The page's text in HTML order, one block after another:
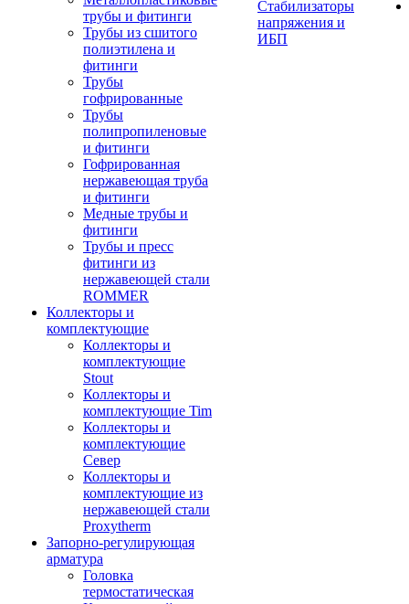
трубы и фитинги
Трубы из сшитого
полиэтилена и
фитинги
Трубы
гофрированные
Трубы
полипропиленовые
и фитинги
Гофрированная
нержавеющая труба
и фитинги
Медные трубы и
фитинги
Трубы и пресс
фитинги из
нержавеющей стали
ROMMER
Коллекторы и
комплектующие
Коллекторы и
комплектующие
Stout
Коллекторы и
комплектующие Tim
Коллекторы и
комплектующие
Север
Коллекторы и
комплектующие из
нержавеющей стали
Proxytherm
Запорно-регулирующая
арматура
Головка
термостатическая
Стабилизаторы
напряжения и
ИБП